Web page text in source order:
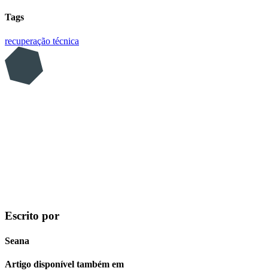
Tags
recuperação técnica
Escrito por
Seana
Artigo disponível também em